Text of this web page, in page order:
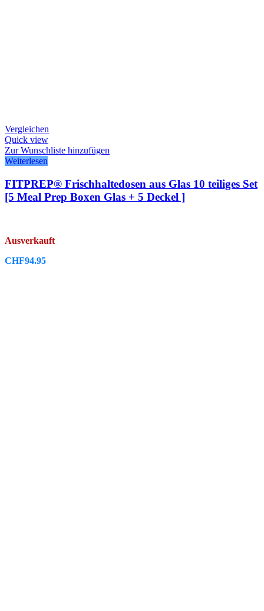
Vergleichen
Quick view
Zur Wunschliste hinzufügen
Weiterlesen
FITPREP® Frischhaltedosen aus Glas 10 teiliges Set
[5 Meal Prep Boxen Glas + 5 Deckel ]
Ausverkauft
CHF94.95